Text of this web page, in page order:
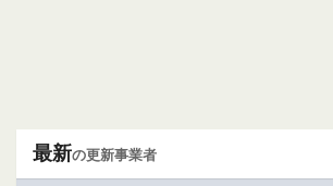
最新の更新事業者